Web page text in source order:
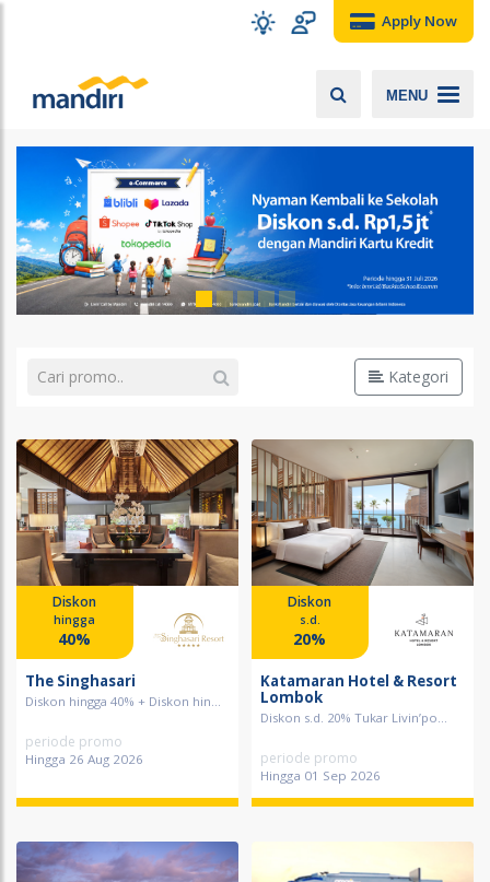
Apply Now
MENU
Kategori
Diskon
hingga
40%
The Singhasari
Diskon hingga 40% + Diskon hin...
periode promo
Hingga 26 Aug 2026
Diskon
s.d.
20%
Katamaran Hotel & Resort
Lombok
Diskon s.d. 20% Tukar Livin’po...
periode promo
Hingga 01 Sep 2026